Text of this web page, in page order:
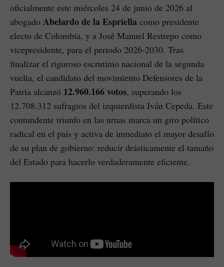
oficialmente este miércoles 24 de junio de 2026 al
abogado Abelardo de la Espriella como presidente
electo de Colombia, y a José Manuel Restrepo como
vicepresidente, para el periodo 2026-2030. Tras
finalizar el riguroso escrutinio nacional de la segunda
vuelta, el candidato del movimiento Defensores de la
Patria alcanzó 12.960.166 votos, superando los
12.708.312 sufragios del izquierdista Iván Cepeda. Este
contundente triunfo en las urnas marca un giro político
radical en el país y activa de inmediato el mayor desafío
de su plan de gobierno: reducir drásticamente el tamaño
del Estado para hacerlo verdaderamente eficiente.